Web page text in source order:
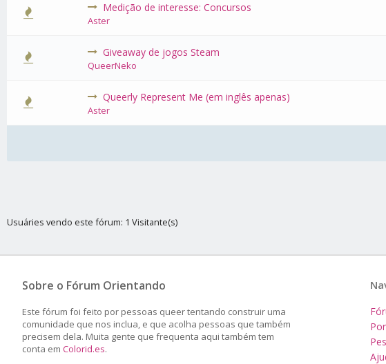
Medição de interesse: Concursos
Aster
Giveaway de jogos Steam
QueerNeko
Queerly Represent Me (em inglês apenas)
Aster
0 Voto(s) - 0 de 5 na
Usuáries vendo este fórum: 1 Visitante(s)
Sobre o Fórum Orientando
Este fórum foi feito por pessoas queer tentando construir uma
comunidade que nos inclua, e que acolha pessoas que também
precisem dela. Muita gente que frequenta aqui também tem
conta em Colorid.es.